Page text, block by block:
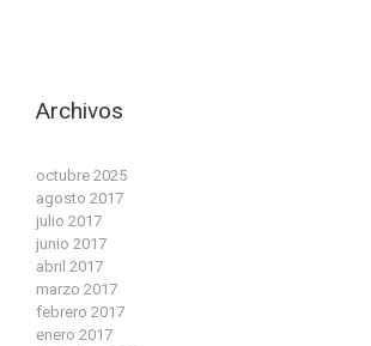
Archivos
octubre 2025
agosto 2017
julio 2017
junio 2017
abril 2017
marzo 2017
febrero 2017
enero 2017